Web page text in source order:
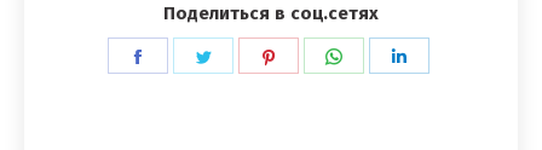
Поделиться в соц.сетях
ПоделитьсяПоделитьсяПоделитьсяПоделиться